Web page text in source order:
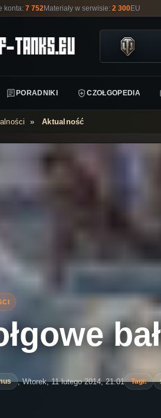
konta: 7 752Materiały w serwisie: 2 300EU
PORADNIKI CZOŁGOPEDIA
»Aktualność
, Wtorek, 11 lutego 2014, 21:01 Tagi: